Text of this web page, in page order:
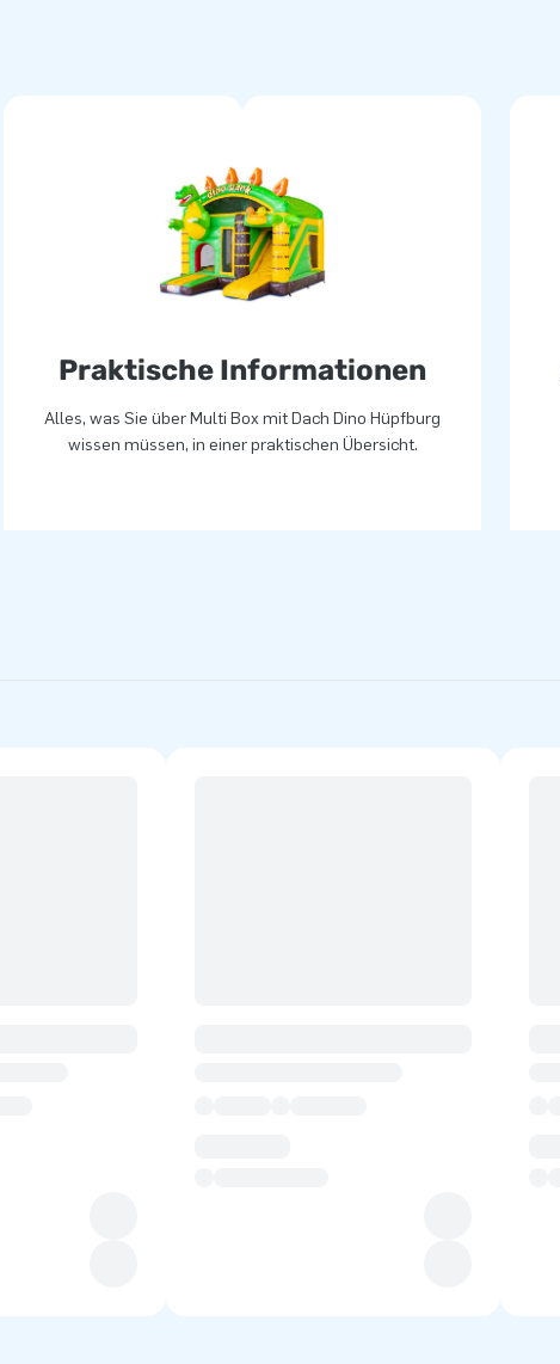
Praktische Informationen
Alles, was Sie über Multi Box mit Dach Dino Hüpfburg
wissen müssen, in einer praktischen Übersicht.